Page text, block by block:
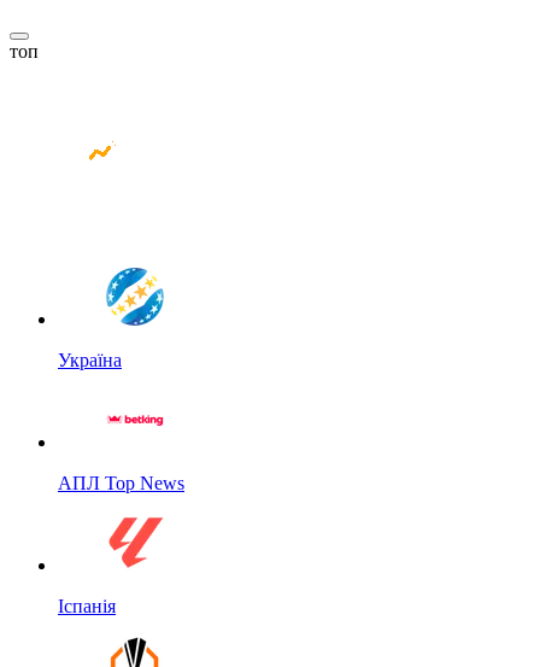
топ
Україна
АПЛ Top News
Іспанія